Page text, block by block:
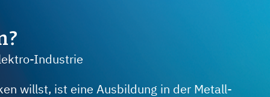
Industrie
willst, ist eine Ausbildung in der Metall-